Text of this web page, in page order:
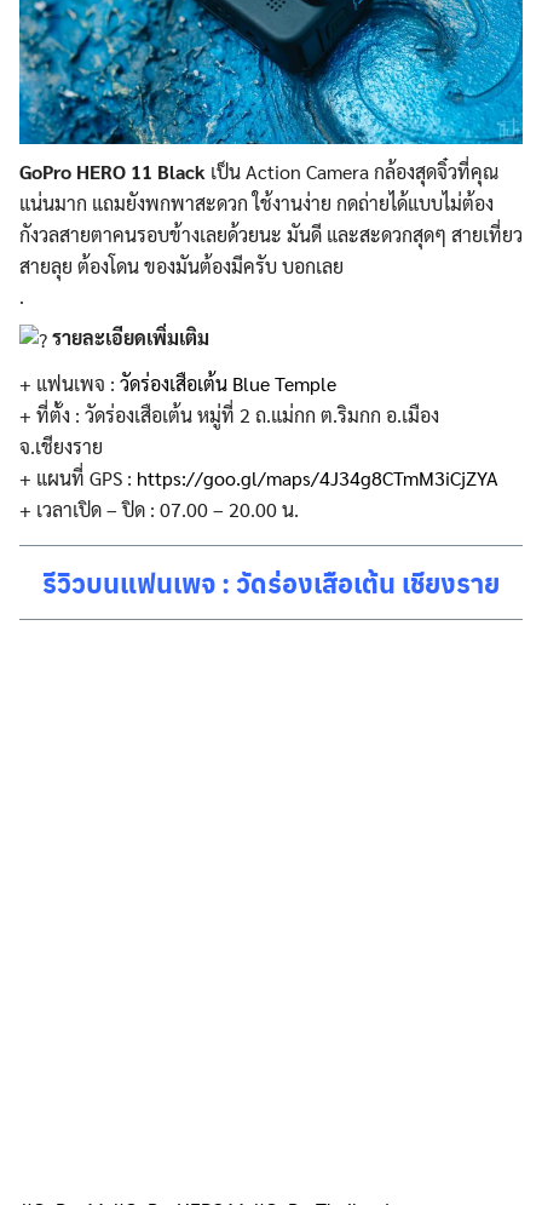
GoPro HERO 11 Black เป็น Action Camera กล้องสุดจิ๋วที่คุณ
แน่นมาก แถมยังพกพาสะดวก ใช้งานง่าย กดถ่ายได้แบบไม่ต้อง
กังวลสายตาคนรอบข้างเลยด้วยนะ มันดี และสะดวกสุดๆ สายเที่ยว
สายลุย ต้องโดน ของมันต้องมีครับ บอกเลย
.
รายละเอียดเพิ่มเติม
+ แฟนเพจ : วัดร่องเสือเต้น Blue Temple
+ ที่ตั้ง : วัดร่องเสือเต้น หมู่ที่ 2 ถ.แม่กก ต.ริมกก อ.เมือง
จ.เชียงราย
+ แผนที่ GPS : https://goo.gl/maps/4J34g8CTmM3iCjZYA
+ เวลาเปิด – ปิด : 07.00 – 20.00 น.
รีวิวบนแฟนเพจ : วัดร่องเสือเต้น เชียงราย